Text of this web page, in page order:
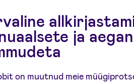
ja
on muutnud meie